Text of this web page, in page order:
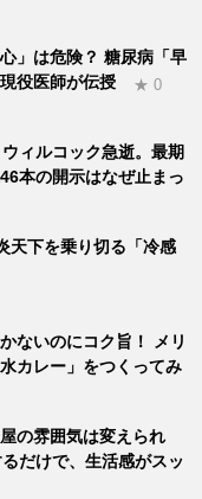
」は危険？ 糖尿病「早
役医師が伝授
★ 0
ィルコック急逝。最期
本の開示はなぜ止まっ
天下を乗り切る「冷感
ないのにコク旨！ メリ
カレー」をつくってみ
の雰囲気は変えられ
だけで、生活感がスッ